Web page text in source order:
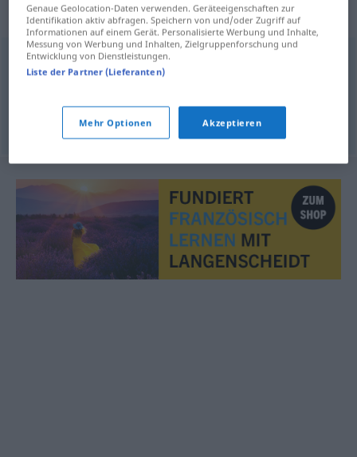
Synonyme für "bravade"
fanfaronnade,défi,forfanterie
© myThes Dicollecte
Genaue Geolocation-Daten verwenden. Geräteeigenschaften zur
Identifikation aktiv abfragen. Speichern von und/oder Zugriff auf
Informationen auf einem Gerät. Personalisierte Werbung und Inhalte,
Messung von Werbung und Inhalten, Zielgruppenforschung und
Entwicklung von Dienstleistungen.
Liste der Partner (Lieferanten)
Mehr Optionen Akzeptieren